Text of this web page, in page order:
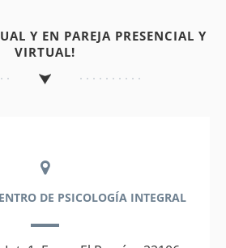
Y EN PAREJA PRESENCIAL Y
VIRTUAL!
DE PSICOLOGÍA INTEGRAL